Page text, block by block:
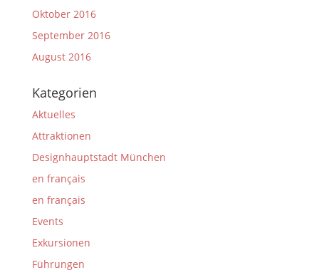
Oktober 2016
September 2016
August 2016
Kategorien
Aktuelles
Attraktionen
Designhauptstadt München
en français
en français
Events
Exkursionen
Führungen